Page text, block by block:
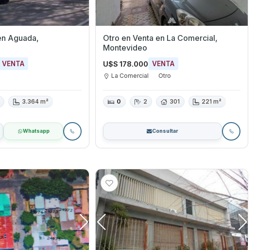
VENTA
3.364 m²
Whatsapp
Otro en Venta en La Comercial,
Montevideo
U$S 178.000 VENTA
La Comercial Otro
0 2 301 221 m²
Consultar